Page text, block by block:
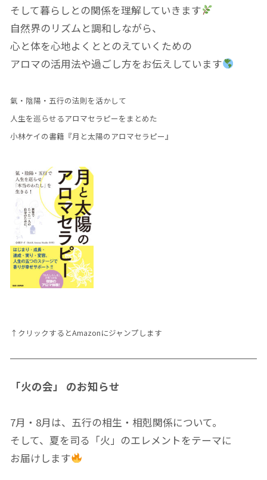
そして暮らしとの関係を理解していきます
自然界のリズムと調和しながら、
心と体を心地よくととのえていくための
アロマの活用法や過ごし方をお伝えしています
氣・陰陽・五行の法則を活かして
人生を巡らせるアロマセラピーをまとめた
小林ケイの書籍『月と太陽のアロマセラピー』
↑クリックするとAmazonにジャンプします
「火の会」 のお知らせ
7月・8月は、五行の相生・相剋関係について。
そして、夏を司る「火」のエレメントをテーマに
お届けします